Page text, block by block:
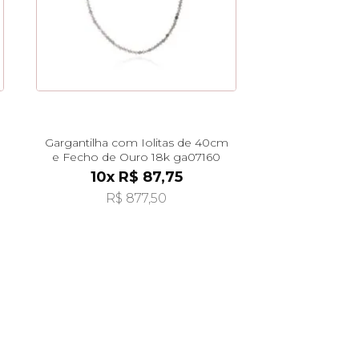
Gargantilha com Iolitas de 40cm
e Fecho de Ouro 18k ga07160
10x R$ 87,75
R$ 877,50